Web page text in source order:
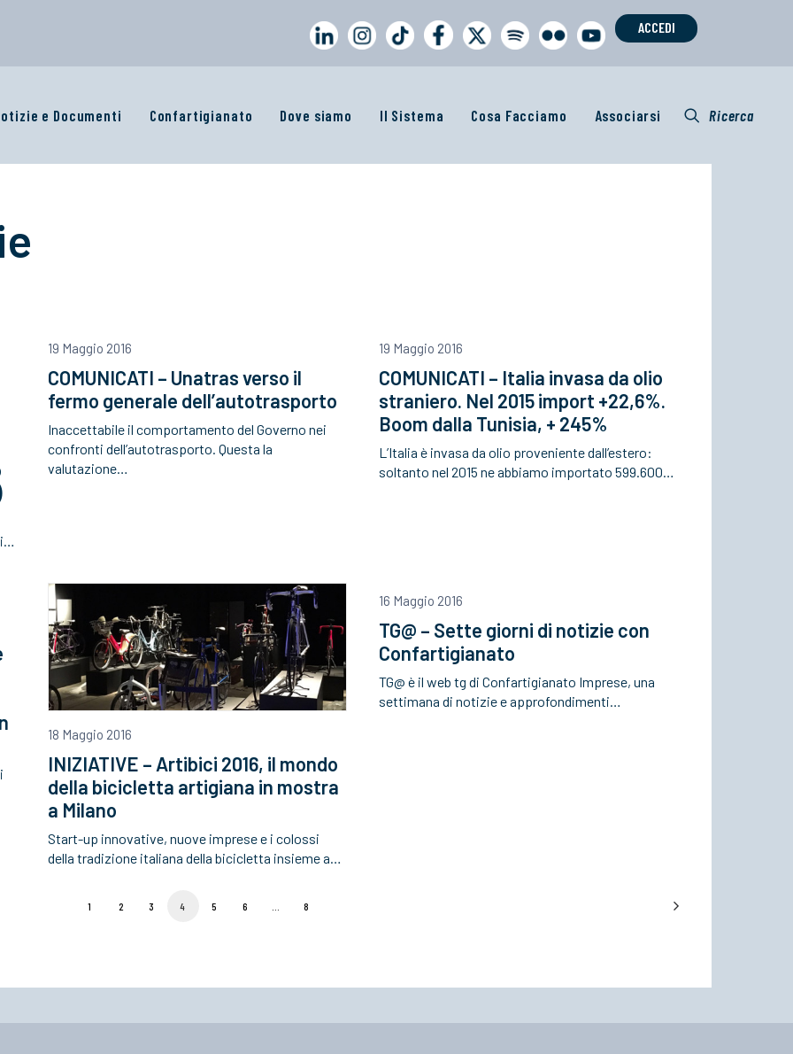
ACCEDI
e Documenti Confartigianato Dove siamo Il Sistema Cosa Facciamo Associarsi Ricerca
19 Maggio 2016
COMUNICATI – Unatras verso il
fermo generale dell’autotrasporto
Inaccettabile il comportamento del Governo nei
confronti dell’autotrasporto. Questa la
valutazione…
19 Maggio 2016
COMUNICATI – Italia invasa da olio
straniero. Nel 2015 import +22,6%.
Boom dalla Tunisia, + 245%
L’Italia è invasa da olio proveniente dall’estero:
soltanto nel 2015 ne abbiamo importato 599.600…
18 Maggio 2016
INIZIATIVE – Artibici 2016, il mondo
della bicicletta artigiana in mostra
a Milano
Start-up innovative, nuove imprese e i colossi
della tradizione italiana della bicicletta insieme a…
16 Maggio 2016
TG@ – Sette giorni di notizie con
Confartigianato
TG@ è il web tg di Confartigianato Imprese, una
settimana di notizie e approfondimenti…
1 2 3 4 5 6 8